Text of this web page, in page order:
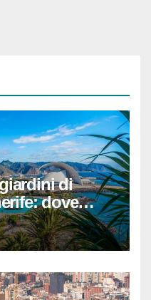
di
dove